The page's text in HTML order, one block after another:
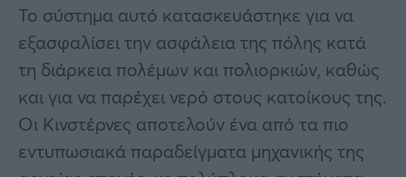
Το σύστημα αυτό κατασκευάστηκε για να
εξασφαλίσει την ασφάλεια της πόλης κατά
τη διάρκεια πολέμων και πολιορκιών, καθώς
και για να παρέχει νερό στους κατοίκους της.
Οι Κινστέρνες αποτελούν ένα από τα πιο
εντυπωσιακά παραδείγματα μηχανικής της